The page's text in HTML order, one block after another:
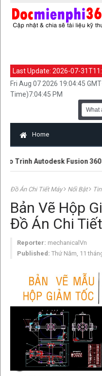
Last Update: 2026-07-
Fri Aug 07 2026 19:04:45
Time)7:04:45 PM
Home
Trình Autodesk Fusion 360 |
Đồ Án Chi Tiết Máy Nổi Bật
Bản Vẽ Hộp
Đồ Án Chi
Reporter: mechanicalVn
Published: Thứ Năm, 11